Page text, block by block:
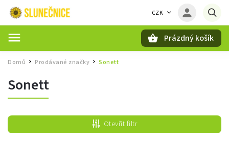
CZK
Prázdný košík
Domů / Prodávané značky / Sonett
Sonett
Otevřít filtr